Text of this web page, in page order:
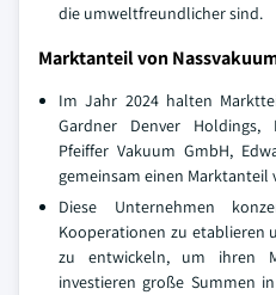
die umweltfreundlicher sind.
Marktanteil von
Im Jahr 2024 halten
Gardner Denver Holdings,
Pfeiffer Vakuum GmbH,
gemeinsam einen Marktanteil
Diese Unternehmen
Kooperationen zu etablieren
zu entwickeln, um ihren
investieren große Summen